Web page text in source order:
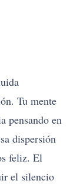
Tu mente
pensando en
dispersión
feliz. El
el silencio